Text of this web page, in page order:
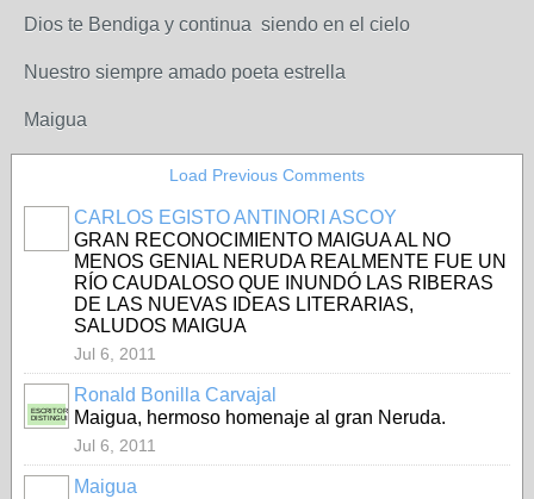
Dios te Bendiga y continua siendo en el cielo
Nuestro siempre amado poeta estrella
Maigua
Load Previous Comments
CARLOS EGISTO ANTINORI ASCOY
GRAN RECONOCIMIENTO MAIGUA AL NO
MENOS GENIAL NERUDA REALMENTE FUE UN
RÍO CAUDALOSO QUE INUNDÓ LAS RIBERAS
DE LAS NUEVAS IDEAS LITERARIAS,
SALUDOS MAIGUA
Jul 6, 2011
ESCRITOR
DISTINGUIDO
Ronald Bonilla Carvajal
Maigua, hermoso homenaje al gran Neruda.
Jul 6, 2011
Maigua